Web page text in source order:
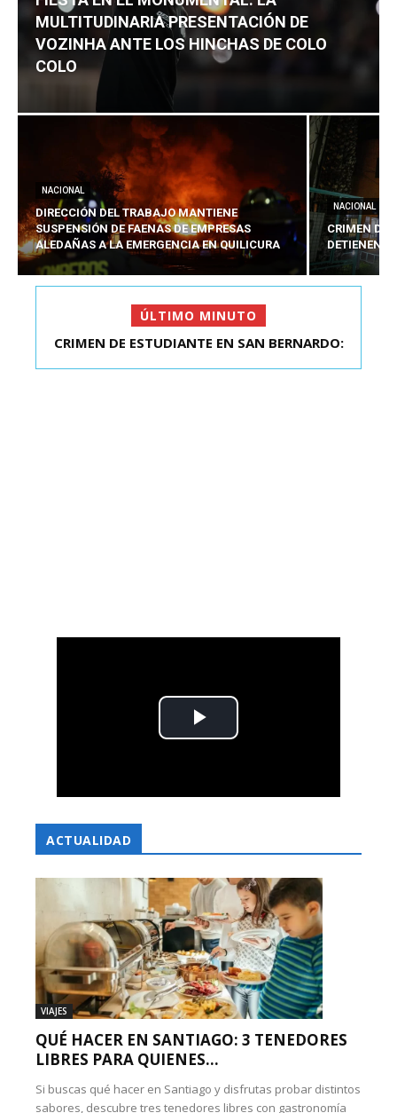
MULTITUDINARIA PRESENTACIÓN DE
VOZINHA ANTE LOS HINCHAS DE COLO
COLO
NACIONAL
DIRECCIÓN DEL TRABAJO MANTIENE
SUSPENSIÓN DE FAENAS DE EMPRESAS
ALEDAÑAS A LA EMERGENCIA EN QUILICURA
NACIONAL
CRIMEN DE
DETIENEN
ÚLTIMO MINUTO
FIESTA EN EL MONUMENTAL: LA
ACTUALIDAD
VIAJES
QUÉ HACER EN SANTIAGO: 3 TENEDORES
LIBRES PARA QUIENES...
Si buscas qué hacer en Santiago y disfrutas probar distintos
sabores, descubre tres tenedores libres con gastronomía